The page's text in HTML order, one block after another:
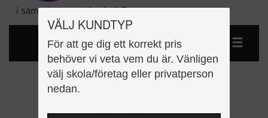
VÄLJ KUNDTYP
För att ge dig ett korrekt pris
behöver vi veta vem du är. Vänligen
välj skola/företag eller privatperson
nedan.
Kan matematik 14 -
Subtraktion 100-1000